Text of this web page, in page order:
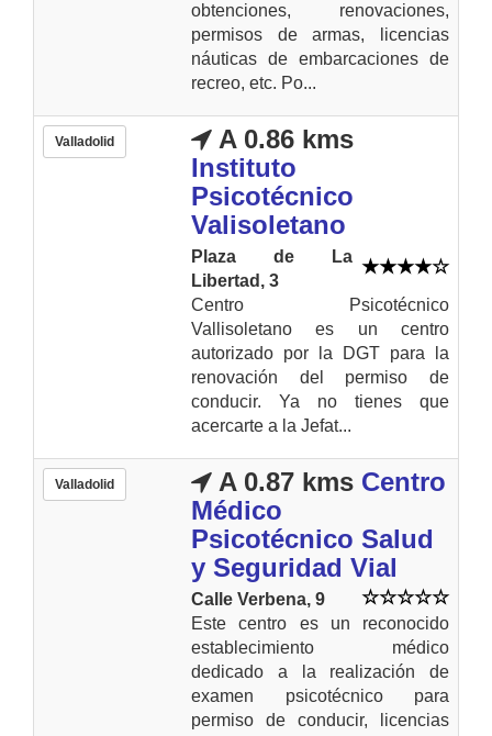
obtenciones, renovaciones,
permisos de armas, licencias
náuticas de embarcaciones de
recreo, etc. Po...
Valladolid
A 0.86 kms
Instituto
Psicotécnico
Valisoletano
Plaza de La
Libertad, 3
Centro Psicotécnico
Vallisoletano es un centro
autorizado por la DGT para la
renovación del permiso de
conducir. Ya no tienes que
acercarte a la Jefat...
Valladolid A 0.87 kms Centro
Médico
Psicotécnico Salud
y Seguridad Vial
Calle Verbena, 9
Este centro es un reconocido
establecimiento médico
dedicado a la realización de
examen psicotécnico para
permiso de conducir, licencias